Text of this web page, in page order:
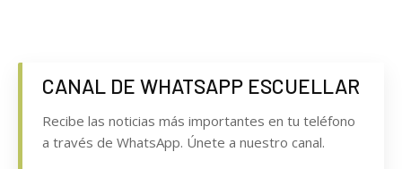
CANAL DE WHATSAPP ESCUELLAR
Recibe las noticias más importantes en tu teléfono
a través de WhatsApp. Únete a nuestro canal.